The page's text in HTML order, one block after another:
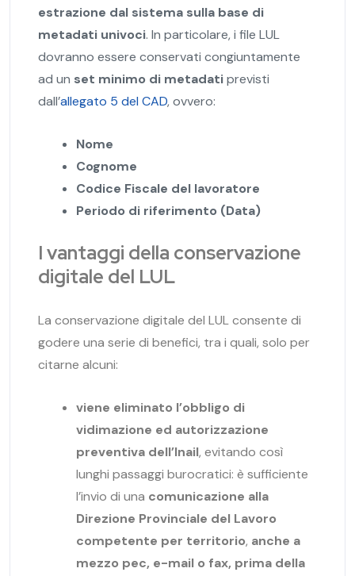
estrazione dal sistema sulla base di
metadati univoci. In particolare, i file LUL
dovranno essere conservati congiuntamente
ad un set minimo di metadatiprevisti
dall’allegato 5 del CAD, ovvero:
Nome
Cognome
Codice Fiscale del lavoratore
Periodo di riferimento (Data)
I vantaggi della conservazione
digitale del LUL
La conservazione digitale del LUL consente di
godere una serie di benefici, tra i quali, solo per
citarne alcuni:
viene eliminato l’obbligo di
vidimazione ed autorizzazione
preventiva dell’Inail, evitando così
lunghi passaggi burocratici: è sufficiente
l’invio di una comunicazione alla
Direzione Provinciale del Lavoro
competente per territorio, anche a
mezzo pec, e-mail o fax, prima della